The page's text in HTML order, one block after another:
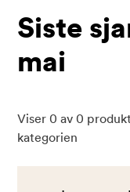
Siste
mai
Viser 0 av 0
kategorien